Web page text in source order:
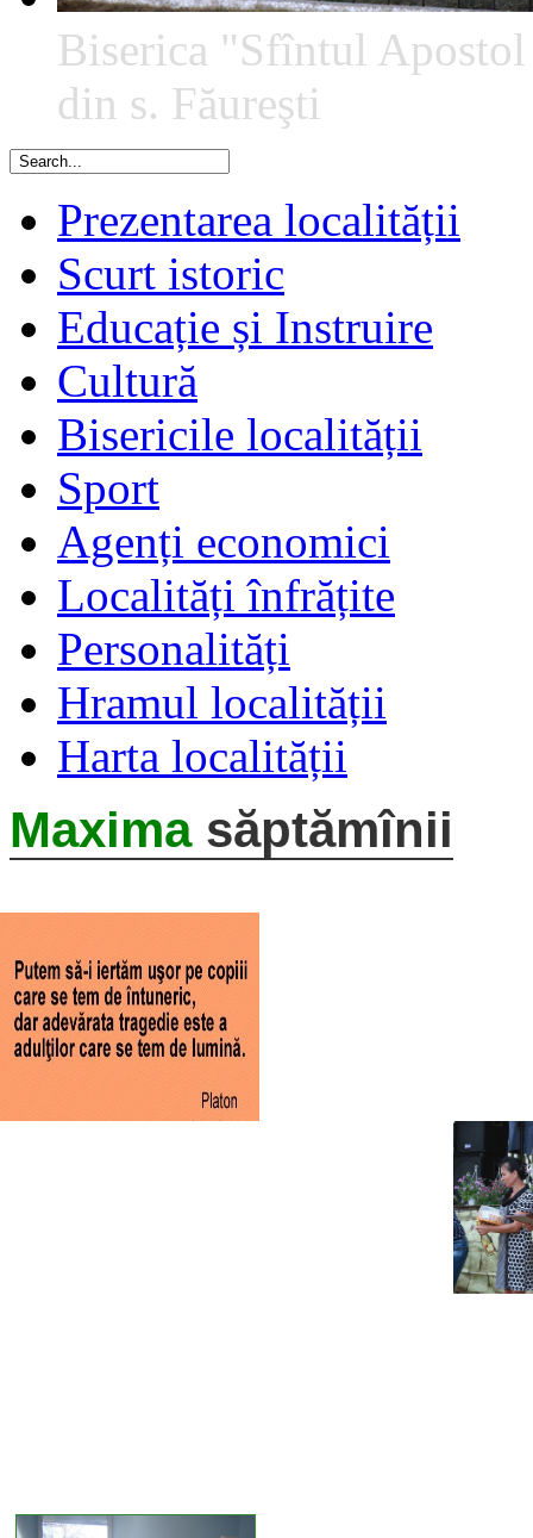
Biserica "Sfîntul
din s. Făureşti
Prezentarea localității
Scurt istoric
Educație și Instruire
Cultură
Bisericile localității
Sport
Agenți economici
Localități înfrățite
Personalități
Hramul localității
Harta localității
Maxima săptămînii